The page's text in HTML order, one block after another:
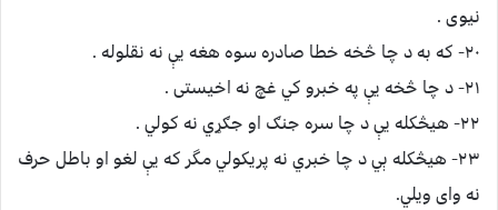
نيوى .
۲۰- که به د چا څخه ﺧﻄﺎ ﺻﺎﺩﺭه سوه هغه يې نه نقلوله .
۲۱- د چا څخه يې په خبرو کي غچ نه اخيستى .
۲۲- هيڅکله يې د چا سره جنګ او جګړي نه کولي .
۲۳- هيڅکله ېي د چا خبري نه پريکولي ﻣﮕﺮ که يې ﻟﻐﻮ اﻭ ﺑﺎﻃﻞ حرف
نه واى ويلي.